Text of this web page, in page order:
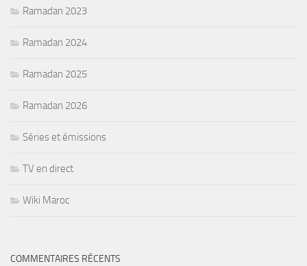
Ramadan 2023
Ramadan 2024
Ramadan 2025
Ramadan 2026
Séries et émissions
TV en direct
Wiki Maroc
COMMENTAIRES RÉCENTS